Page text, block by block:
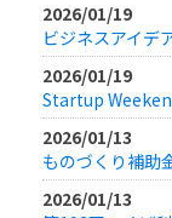
2026/01/19
ビジネスアイデ
2026/01/19
Startup
2026/01/13
ものづくり補助
2026/01/13